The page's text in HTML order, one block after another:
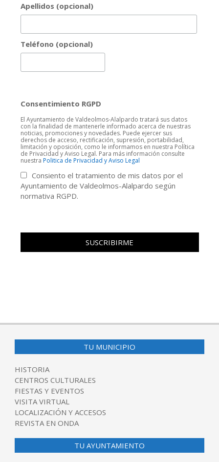
Apellidos (opcional)
Teléfono (opcional)
Consentimiento RGPD
El Ayuntamiento de Valdeolmos-Alalpardo tratará sus datos
con la finalidad de mantenerle informado acerca de nuestras
noticias, promociones y novedades. Puede ejercer sus
derechos de acceso, rectificación, supresión, portabilidad,
limitación y oposición, como le informamos en nuestra Política
de Privacidad y Aviso Legal. Para más información consulte
nuestra Politica de Privacidad y Aviso Legal
Consiento el tratamiento de mis datos por el
Ayuntamiento de Valdeolmos-Alalpardo según
normativa RGPD.
TU MUNICIPIO
HISTORIA
CENTROS CULTURALES
FIESTAS Y EVENTOS
VISITA VIRTUAL
LOCALIZACIÓN Y ACCESOS
REVISTA EN ONDA
TU AYUNTAMIENTO